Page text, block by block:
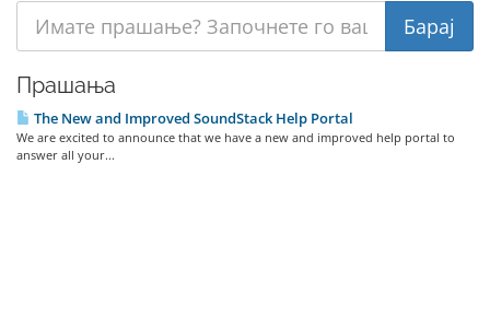
Прашања
The New and Improved SoundStack Help Portal
We are excited to announce that we have a new and improved help portal to
answer all your...